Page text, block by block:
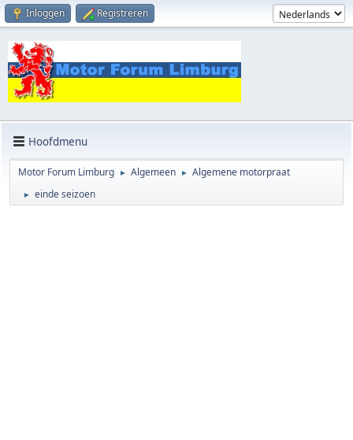
Inloggen Registreren
Hoofdmenu
Motor Forum Limburg ► Algemeen ► Algemene motorpraat
► einde seizoen